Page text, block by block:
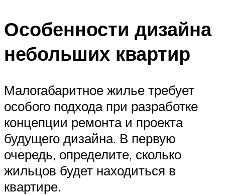
Особенности дизайна
небольших квартир
Малогабаритное жилье требует
особого подхода при разработке
концепции ремонта и проекта
будущего дизайна. В первую
очередь, определите, сколько
жильцов будет находиться в
квартире.